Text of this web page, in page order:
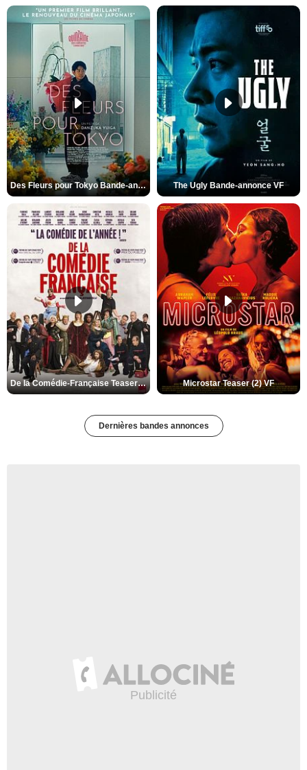
Des Fleurs pour Tokyo Bande-annonce VO STFR The Ugly Bande-annonce VF
De la Comédie-Française Teaser (3) VF Microstar Teaser (2) VF
Dernières bandes annonces